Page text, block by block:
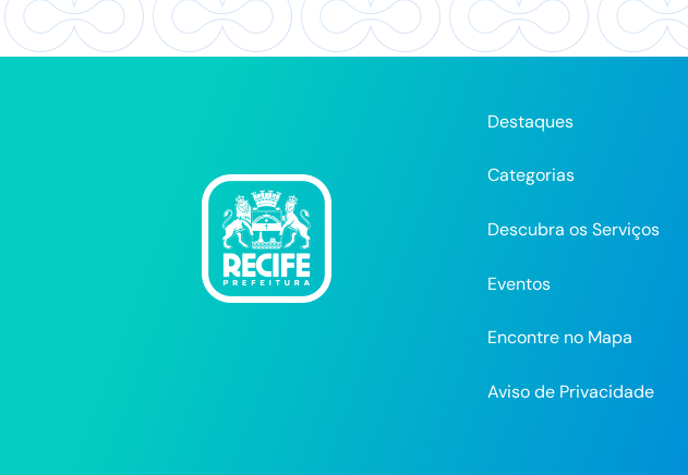
Destaques
Categorias
Descubra os Serviços
Eventos
Encontre no Mapa
Aviso de Privacidade